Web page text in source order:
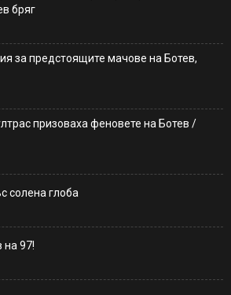
бряг
за предстоящите мачове на Ботев,
призоваха феновете на Ботев /
солена глоба
на 97!